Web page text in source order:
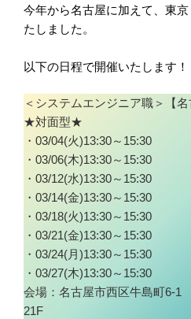
今年から名古屋に加えて、東
たしました。
以下の日程で開催いたします！
＜システムエンジニア職＞【
★対面型★
・03/04(火)13:30～15:30
・03/06(木)13:30～15:30
・03/12(水)13:30～15:30
・03/14(金)13:30～15:30
・03/18(火)13:30～15:30
・03/21(金)13:30～15:30
・03/24(月)13:30～15:30
・03/27(木)13:30～15:30
会場：名古屋市西区牛島町6-
21F